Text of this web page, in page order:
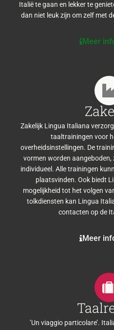
Italië te gaan en lekker te
dan niet leuk zijn om zelf met
Meer
Zakelijk Lingua Italiana
taaltrainingen voor
overheidsinstellingen. De
vormen worden
individueel. Alle trainingen
plaatsvinden. Ook biedt
mogelijkheid tot het volgen
tolkdiensten kan Lingua
contacten op de
Meer
’Un viaggio particolare’.